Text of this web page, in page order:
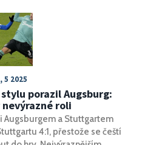
5 2025
porazil Augsburg:
roli
Augsburgem a Stuttgartem
4:1, přestože se čeští